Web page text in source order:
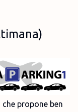
che propone ben